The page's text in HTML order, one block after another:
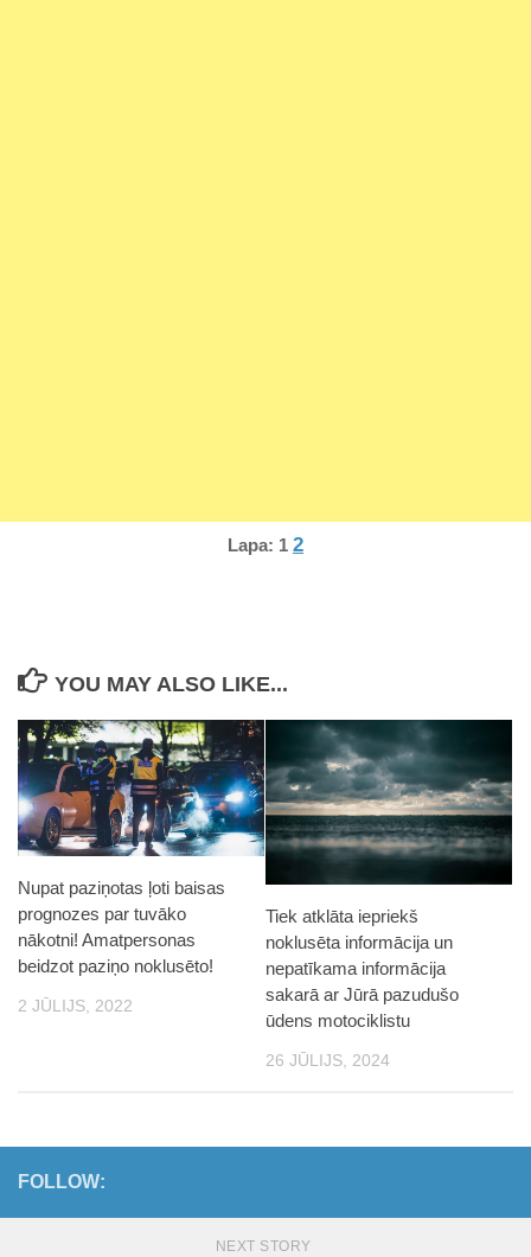
Lapa: 1 2
YOU MAY ALSO LIKE...
Nupat paziņotas ļoti baisas
prognozes par tuvāko
nākotni! Amatpersonas
beidzot paziņo noklusēto!
2 JŪLIJS, 2022
Tiek atklāta iepriekš
noklusēta informācija un
nepatīkama informācija
sakarā ar Jūrā pazudušo
ūdens motociklistu
26 JŪLIJS, 2024
FOLLOW:
NEXT STORY